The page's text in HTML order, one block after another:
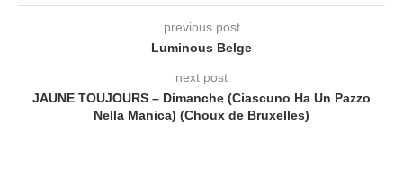
previous post
Luminous Belge
next post
JAUNE TOUJOURS – Dimanche (Ciascuno Ha Un Pazzo
Nella Manica) (Choux de Bruxelles)